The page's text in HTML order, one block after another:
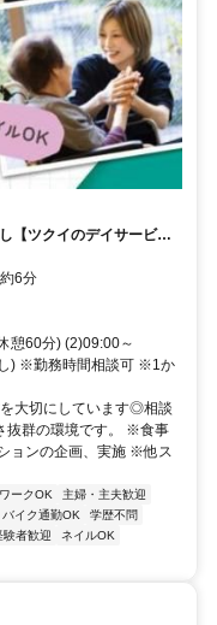
【ツクイのデイサービス/
6分
憩60分) (2)09:00～
) ※勤務時間相談可 ※1か
大切にしています◎相談
抜群の環境です。 ※食事
ョンの企画、実施 ※他ス
ークOK
主婦・主夫歓迎
バイク通勤OK
学歴不問
験者歓迎
ネイルOK